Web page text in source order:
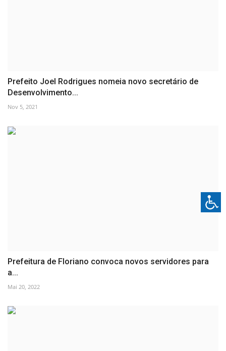
Prefeito Joel Rodrigues nomeia novo secretário de
Desenvolvimento...
Nov 5, 2021
Prefeitura de Floriano convoca novos servidores para
a...
Mai 20, 2022